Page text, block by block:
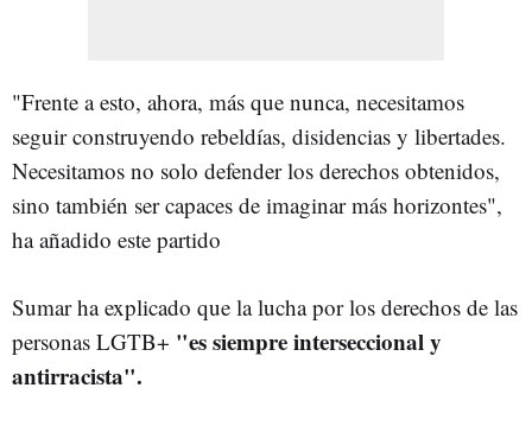
"Frente a esto, ahora, más que nunca, necesitamos
seguir construyendo rebeldías, disidencias y libertades.
Necesitamos no solo defender los derechos obtenidos,
sino también ser capaces de imaginar más horizontes",
ha añadido este partido
Sumar ha explicado que la lucha por los derechos de las
personas LGTB+ "es siempre interseccional y
antirracista".